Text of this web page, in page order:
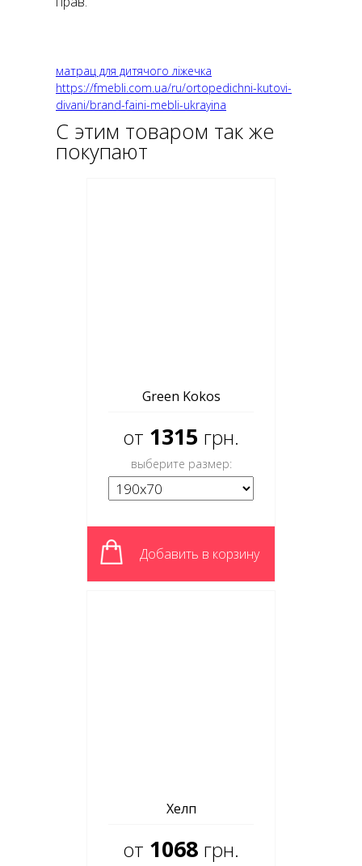
матрац для дитячого ліжечка
https://fmebli.com.ua/ru/ortopedichni-kutovi-
divani/brand-faini-mebli-ukrayina
С этим товаром так же
покупают
Green Kokos
от 1315 грн.
выберите размер:
Добавить в корзину
Хелп
от 1068 грн.